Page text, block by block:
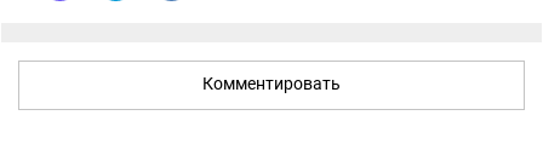
Комментировать